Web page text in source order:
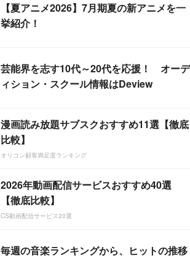
【夏アニメ2026】7月期夏の新アニメを一
挙紹介！
芸能界を志す10代～20代を応援！ オーデ
ィション・スクール情報はDeview
漫画読み放題サブスクおすすめ11選【徹底
比較】
オリコン顧客満足度ランキング
2026年動画配信サービスおすすめ40選
【徹底比較】
CS動画配信サービス20選
毎週の音楽ランキングから、ヒットの推移